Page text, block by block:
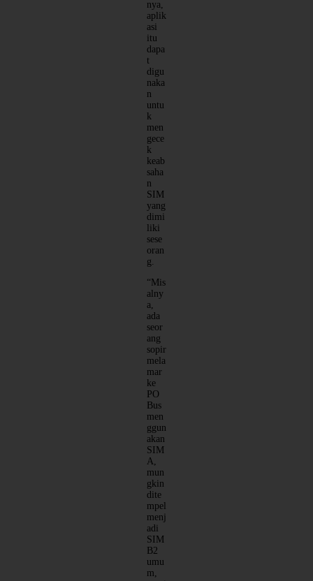
nya,
aplik
asi
itu
dapa
t
digu
naka
n
untu
k
men
gece
k
keab
saha
n
SIM
yang
dimi
liki
sese
oran
g.
“Mis
alny
a,
ada
seor
ang
sopir
mela
mar
ke
PO
Bus
men
ggun
akan
SIM
A,
mun
gkin
dite
mpel
menj
adi
SIM
B2
umu
m,